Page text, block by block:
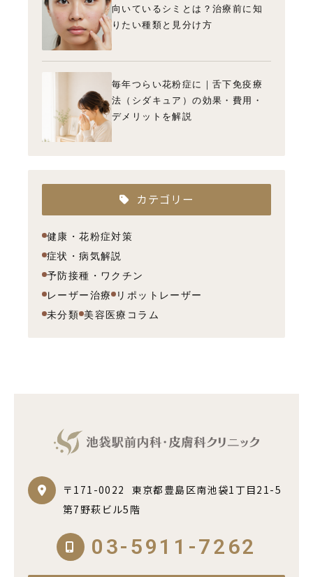
向いているシミとは？治療前に知
りたい種類と見分け方
毎年つらい花粉症に｜舌下免疫療
法（シダキュア）の効果・費用・
デメリットを解説
カテゴリー
健康・花粉症対策
症状・病気解説
予防接種・ワクチン
レーザー治療 リポットレーザー
未分類 美容医療コラム
〒171-0022
東京都豊島区南池袋1丁目21-5
第7野萩ビル5階
03-5911-7262